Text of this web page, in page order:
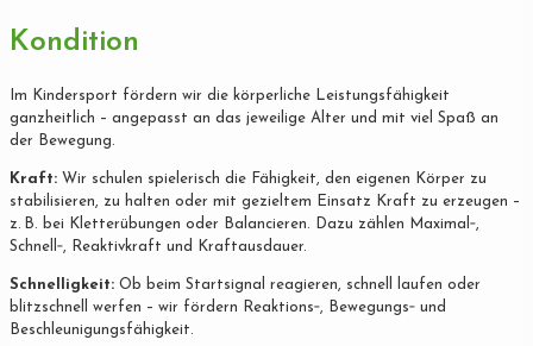
Kondition
Im Kindersport fördern wir die körperliche Leistungsfähigkeit
ganzheitlich – angepasst an das jeweilige Alter und mit viel Spaß an
der Bewegung.
Kraft: Wir schulen spielerisch die Fähigkeit, den eigenen Körper zu
stabilisieren, zu halten oder mit gezieltem Einsatz Kraft zu erzeugen –
z. B. bei Kletterübungen oder Balancieren. Dazu zählen Maximal‐,
Schnell‐, Reaktivkraft und Kraftausdauer.
Schnelligkeit: Ob beim Startsignal reagieren, schnell laufen oder
blitzschnell werfen – wir fördern Reaktions‐, Bewegungs‐ und
Beschleunigungsfähigkeit.